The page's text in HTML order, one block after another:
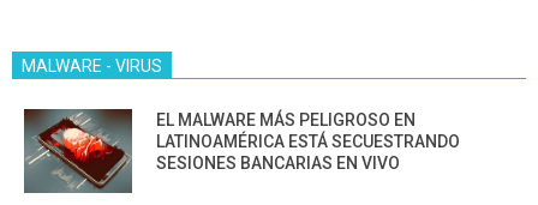
MALWARE - VIRUS
EL MALWARE MÁS PELIGROSO EN
LATINOAMÉRICA ESTÁ SECUESTRANDO
SESIONES BANCARIAS EN VIVO